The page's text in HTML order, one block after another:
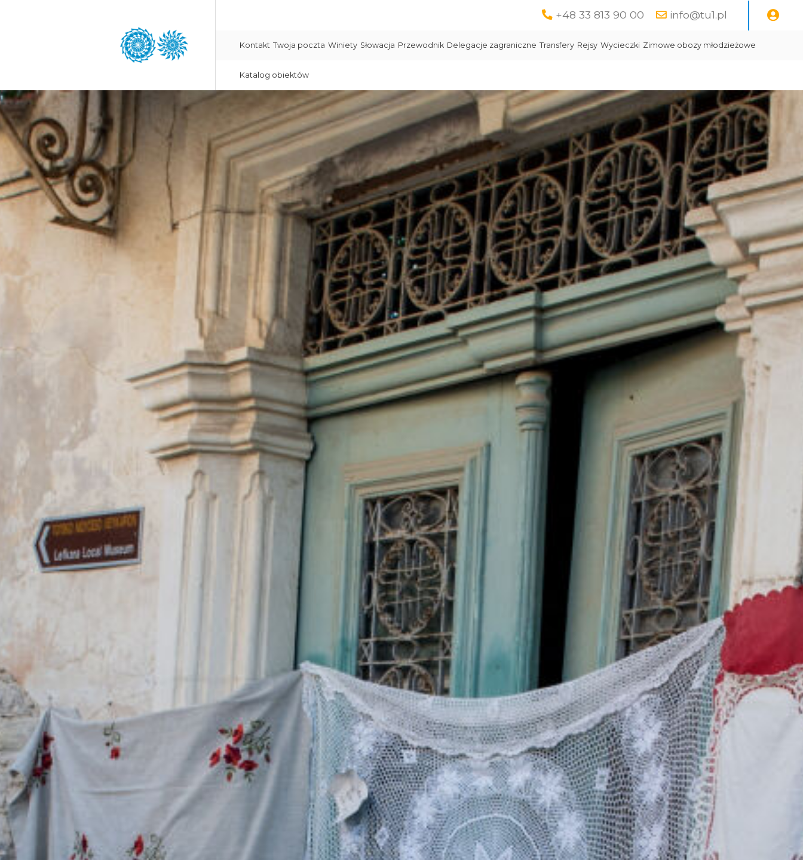
+48 33 813 90 00 info@tu1.pl
Kontakt Twoja poczta Winiety Słowacja Przewodnik Delegacje zagraniczne Transfery Rejsy Wycieczki Zimowe obozy młodzieżowe
Katalog obiektów